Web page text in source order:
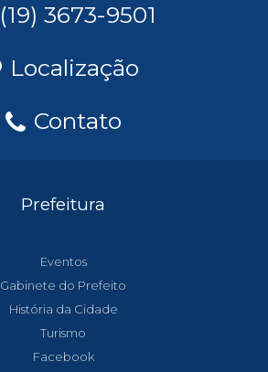
(19) 3673-9501
Localização
Contato
Prefeitura
Eventos
Gabinete do Prefeito
História da Cidade
Turismo
Facebook